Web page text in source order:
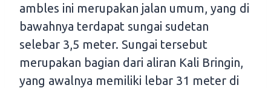
ambles ini merupakan jalan umum, yang di
bawahnya terdapat sungai sudetan
selebar 3,5 meter. Sungai tersebut
merupakan bagian dari aliran Kali Bringin,
yang awalnya memiliki lebar 31 meter di